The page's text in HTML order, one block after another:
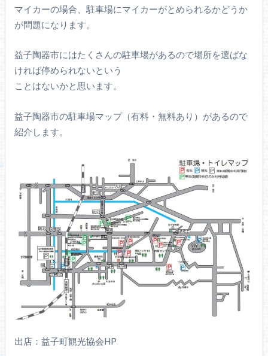
マイカーの場合、駐車場にマイカーがとめられるかどうか
が問題になります。
益子陶器市にはたくさんの駐車場があるので場所を選ばな
ければ停められないという
ことはないかと思います。
益子陶器市の駐車場マップ（有料・無料あり）があるので
紹介します。
出店：益子町観光協会HP